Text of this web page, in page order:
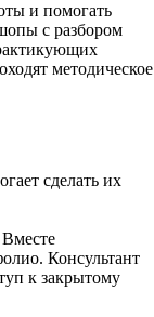
и помогать
с разбором
методическое
сделать их
Консультант
к закрытому